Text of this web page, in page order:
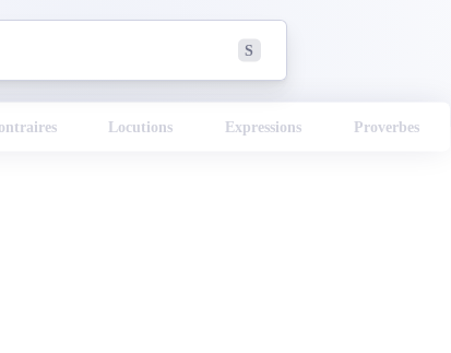
S
Locutions Expressions Proverbes